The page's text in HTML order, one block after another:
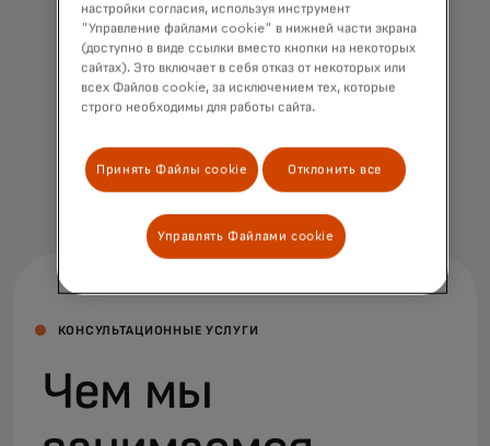
Комплексное партнёрство
Это ставит приоритет на ваши цели,
КОНСУЛЬТАЦИОННЫЕ УСЛУГИ
Чем мы
настройки согласия, используя инструмент
"Управление файлами cookie" в нижней части экрана
(доступно в виде ссылки вместо кнопки на некоторых
сайтах). Это включает в себя отказ от некоторых или
всех Файлов cookie, за исключением тех, которые
строго необходимы для работы сайта.
Принять Файлы cookie Отклонить все
Управлять Файлами cookie